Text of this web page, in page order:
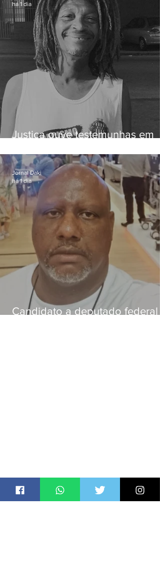
Justiça ouve testemunhas em
dívida de R$ 25
há 1 dia
Candidato a deputado federal
Jornal Daki
há 1 dia